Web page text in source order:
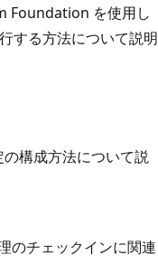
Foundation を使用し
する方法について説明
構成方法について説
のチェックインに関連